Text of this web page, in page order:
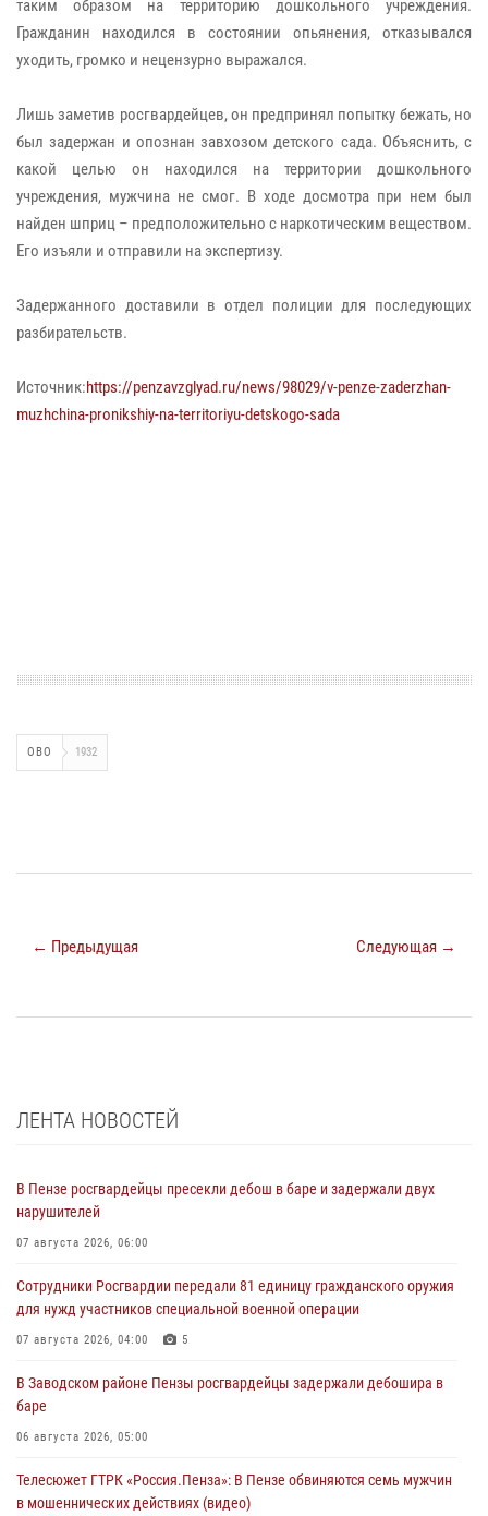
таким образом на территорию дошкольного учреждения.
Гражданин находился в состоянии опьянения, отказывался
уходить, громко и нецензурно выражался.
Лишь заметив росгвардейцев, он предпринял попытку бежать, но
был задержан и опознан завхозом детского сада. Объяснить, с
какой целью он находился на территории дошкольного
учреждения, мужчина не смог. В ходе досмотра при нем был
найден шприц – предположительно с наркотическим веществом.
Его изъяли и отправили на экспертизу.
Задержанного доставили в отдел полиции для последующих
разбирательств.
Источник:https://penzavzglyad.ru/news/98029/v-penze-zaderzhan-
muzhchina-pronikshiy-na-territoriyu-detskogo-sada
ОВО 1932
← Предыдущая Следующая →
ЛЕНТА НОВОСТЕЙ
В Пензе росгвардейцы пресекли дебош в баре и задержали двух
нарушителей
07 августа 2026, 06:00
Сотрудники Росгвардии передали 81 единицу гражданского оружия
для нужд участников специальной военной операции
07 августа 2026, 04:00 5
В Заводском районе Пензы росгвардейцы задержали дебошира в
баре
06 августа 2026, 05:00
Телесюжет ГТРК «Россия.Пенза»: В Пензе обвиняются семь мужчин
в мошеннических действиях (видео)